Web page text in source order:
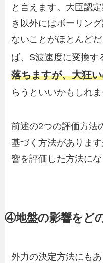
と言えます。大臣認
き以外にはボーリン
ないことがほとんど
ば、S波速度に変換す
落ちますが、大狂
らうといいかもしれま
前述の2つの評価方法
基づく方法がありま
響を評価した方法にな
④地盤の影響をど
外力の決定方法にも